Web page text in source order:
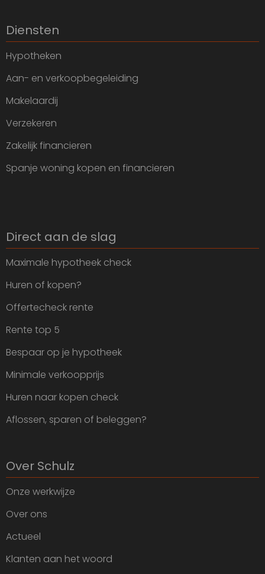
Diensten
Hypotheken
Aan- en verkoopbegeleiding
Makelaardij
Verzekeren
Zakelijk financieren
Spanje woning kopen en financieren
Direct aan de slag
Maximale hypotheek check
Huren of kopen?
Offertecheck rente
Rente top 5
Bespaar op je hypotheek
Minimale verkoopprijs
Huren naar kopen check
Aflossen, sparen of beleggen?
Over Schulz
Onze werkwijze
Over ons
Actueel
Klanten aan het woord